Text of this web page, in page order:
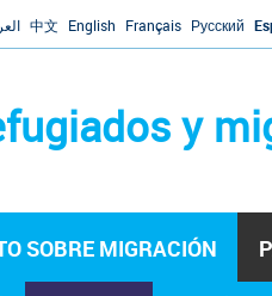
中文 English Français Русский
y
SOBRE MIGRACIÓN